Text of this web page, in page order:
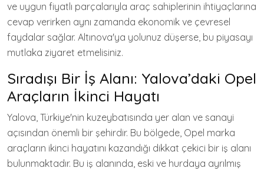
ve uygun fiyatlı parçalarıyla araç sahiplerinin ihtiyaçlarına
cevap verirken aynı zamanda ekonomik ve çevresel
faydalar sağlar. Altınova'ya yolunuz düşerse, bu piyasayı
mutlaka ziyaret etmelisiniz.
Sıradışı Bir İş Alanı: Yalova’daki Opel
Araçların İkinci Hayatı
Yalova, Türkiye'nin kuzeybatısında yer alan ve sanayi
açısından önemli bir şehirdir. Bu bölgede, Opel marka
araçların ikinci hayatını kazandığı dikkat çekici bir iş alanı
bulunmaktadır. Bu iş alanında, eski ve hurdaya ayrılmış